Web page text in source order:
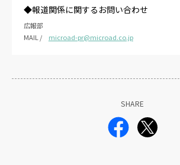
◆報道関係に関するお問い合わせ
広報部
MAIL /
microad-pr@microad.co.jp
SHARE